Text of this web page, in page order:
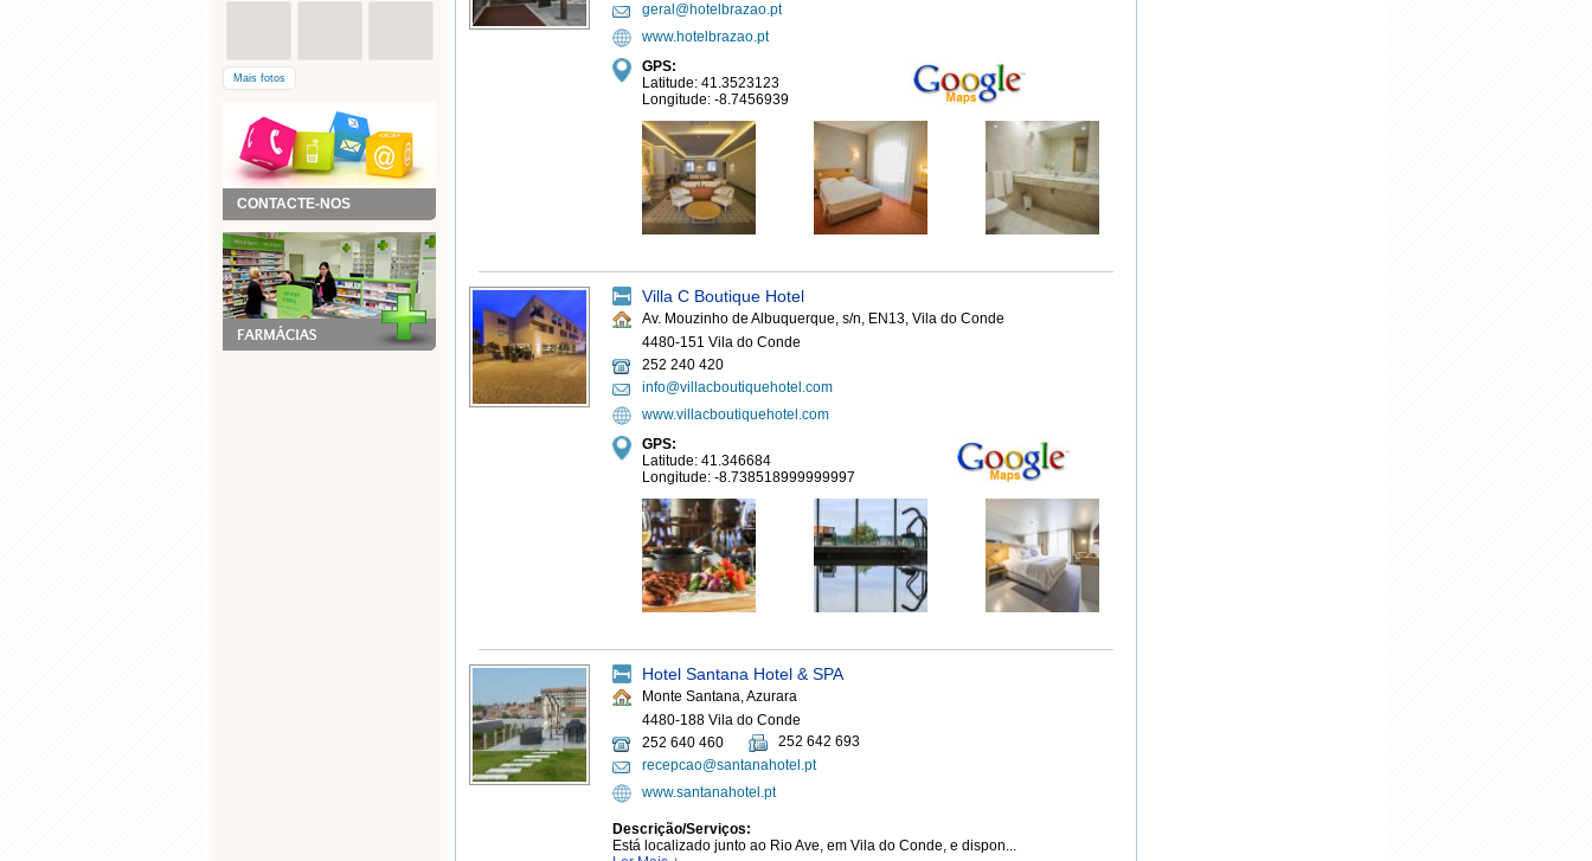
Mais fotos
CONTACTE-NOS
geral@hotelbrazao.pt
www.hotelbrazao.pt
GPS:
Latitude: 41.3523123
Longitude: -8.7456939
Villa C Boutique Hotel
Av. Mouzinho de Albuquerque, s/n, EN13, Vila do Conde
4480-151 Vila do Conde
252 240 420
info@villacboutiquehotel.com
www.villacboutiquehotel.com
GPS:
Latitude: 41.346684
Longitude: -8.738518999999997
Hotel Santana Hotel & SPA
Monte Santana, Azurara
4480-188 Vila do Conde
252 640 460
252 642 693
recepcao@santanahotel.pt
www.santanahotel.pt
Descrição/Serviços:
Está localizado junto ao Rio Ave, em Vila do Conde, e dispon...